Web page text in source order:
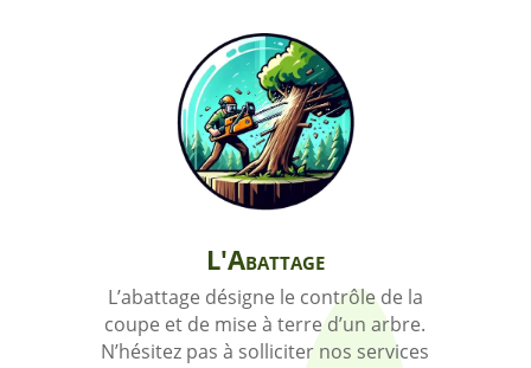
L'Abattage
L’abattage désigne le contrôle de la
coupe et de mise à terre d’un arbre.
N’hésitez pas à solliciter nos services